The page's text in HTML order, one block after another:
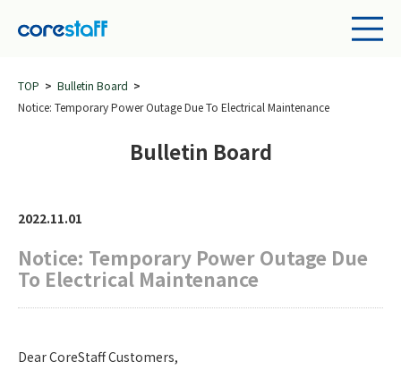
TOP
Bulletin Board
Notice: Temporary Power Outage Due To Electrical Maintenance
Bulletin Board
2022.11.01
Notice: Temporary Power Outage Due
To Electrical Maintenance
Dear CoreStaff Customers,